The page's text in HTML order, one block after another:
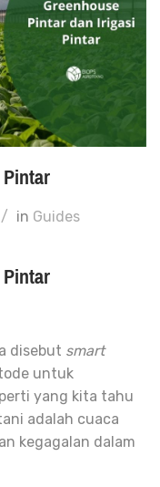
/ in Guides
disebut smart
untuk
yang kita tahu
adalah cuaca
kegagalan dalam